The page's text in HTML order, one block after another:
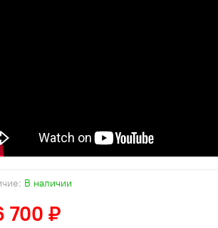
В наличии
700 ₽